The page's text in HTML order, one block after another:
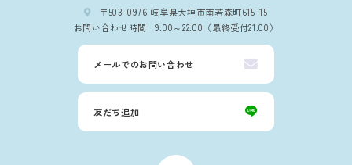
〒503-0976 岐阜県大垣市南若森町615-15
お問い合わせ時間
9:00～22:00（最終受付21:00）
メールでのお問い合わせ
友だち追加